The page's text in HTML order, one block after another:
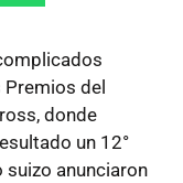
del
donde
un 12°
suizo anunciaron